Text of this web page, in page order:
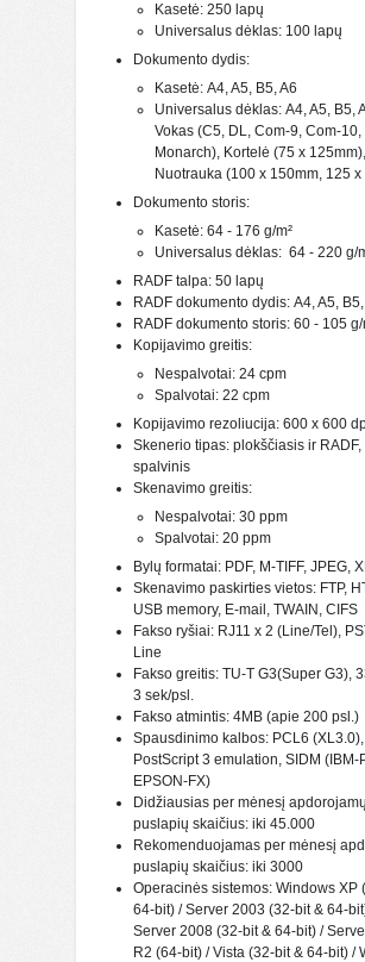
Kasetė: 250 lapų
Universalus dėklas: 100 lapų
Dokumento dydis:
Kasetė: A4, A5, B5, A6
Universalus dėklas: A4, A5, B5,
Vokas (C5, DL, Com-9, Com-10,
Monarch), Kortelė (75 x 125mm),
Nuotrauka (100 x 150mm, 125
Dokumento storis:
Kasetė: 64 - 176 g/m²
Universalus dėklas: 64 - 220 g/
RADF talpa: 50 lapų
RADF dokumento dydis: A4, A5, B5,
RADF dokumento storis: 60 - 105 g/
Kopijavimo greitis:
Nespalvotai: 24 cpm
Spalvotai: 22 cpm
Kopijavimo rezoliucija: 600 x 600
Skenerio tipas: p lokščiasis ir RADF,
spalvinis
Skenavimo greitis:
Nespalvotai: 30 ppm
Spalvotai: 20 ppm
Bylų formatai: PDF, M-TIFF, JPEG,
Skenavimo paskirties vietos: FTP,
USB memory, E-mail, TWAIN, CIFS
Fakso ryšiai: RJ11 x 2 (Line/Tel),
Line
Fakso greitis: TU-T G3(Super G3),
3 sek/psl.
Fakso atmintis: 4MB (apie 200 psl.)
Spausdinimo kalbos: PCL6
PostScript 3 emulation, SIDM (IBM-
EPSON-FX)
Didžiausias per mėnesį apdorojamų
puslapių skaičius: i ki 45.000
Rekomenduojamas per mėnesį
puslapių skaičius: iki 3000
Operacinės sistemos: Windows XP
64-bit) / Server 2003 (32-bit & 64-
Server 2008 (32-bit & 64-bit) /
R2 (64-bit) / Vista (32-bit & 64-bit) /